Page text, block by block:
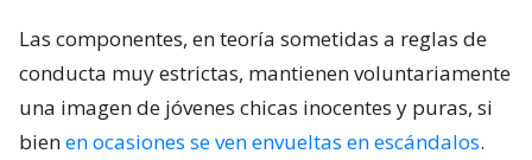
Las componentes, en teoría sometidas a reglas de
conducta muy estrictas, mantienen voluntariamente
una imagen de jóvenes chicas inocentes y puras, si
bienen ocasiones se ven envueltas en escándalos.